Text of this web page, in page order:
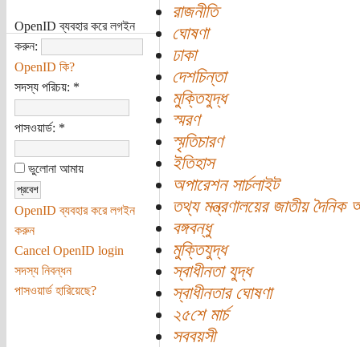
OpenID ব্যবহার করে লগইন
করুন:
OpenID কি?
সদস্য পরিচয়: *
পাসওয়ার্ড: *
ভুলোনা আমায়
OpenID ব্যবহার করে লগইন
করুন
Cancel OpenID login
সদস্য নিবন্ধন
পাসওয়ার্ড হারিয়েছে?
রাজনীতি
ঘোষণা
ঢাকা
দেশচিন্তা
মুক্তিযুদ্ধ
স্মরণ
স্মৃতিচারণ
ইতিহাস
অপারেশন সার্চলাইট
তথ্য মন্ত্রণালয়ের জাতীয় দৈনিক
বঙ্গবন্ধু
মুক্তিযুদ্ধ
স্বাধীনতা যুদ্ধ
স্বাধীনতার ঘোষণা
২৫শে মার্চ
সববয়সী